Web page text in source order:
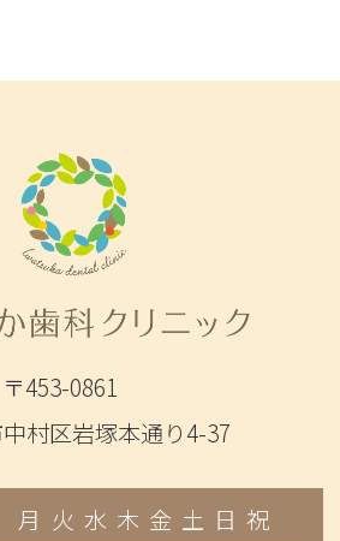
〒453-0861
村区岩塚本通り4-37
月 火 水 木 金 土 日 祝